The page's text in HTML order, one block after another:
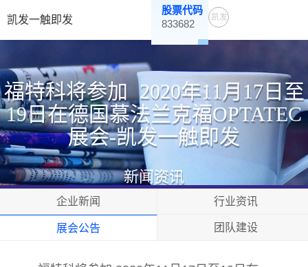
凯发一触即发
股票代码
833682
凯发
福特科将参加 2020年11月17日至
19日在德国慕法兰克福OPTATEC
展会-凯发一触即发
新闻资讯
企业新闻 行业资讯
展会公告 团队建设